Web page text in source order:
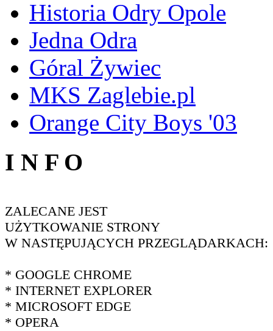
Historia Odry Opole
Jedna Odra
Góral Żywiec
MKS Zaglebie.pl
Orange City Boys '03
I N F O
ZALECANE JEST
UŻYTKOWANIE STRONY
W NASTĘPUJĄCYCH PRZEGLĄDARKACH:
* GOOGLE CHROME
* INTERNET EXPLORER
* MICROSOFT EDGE
* OPERA